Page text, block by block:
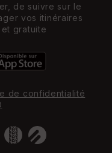
de suivre sur le
vos itinéraires
gratuite
de confidentialité